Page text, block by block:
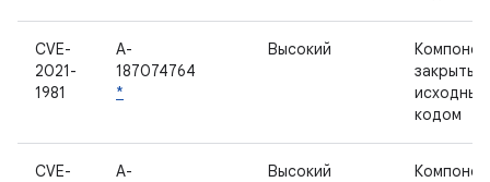
CVE-
2021-
1981
A-
187074764
*
Высокий
закрытым
исходным
кодом
CVE-
A-
Высокий